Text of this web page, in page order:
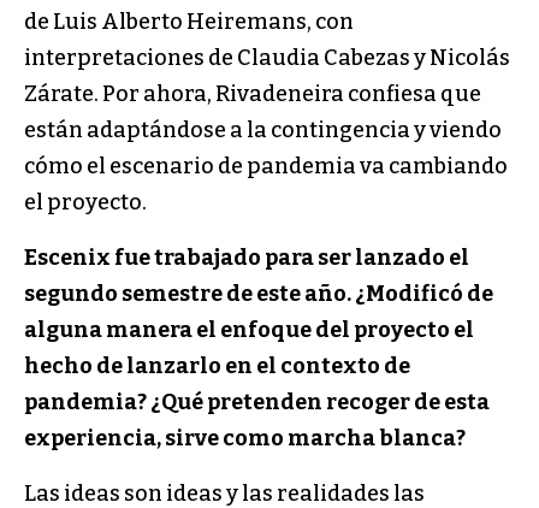
de Luis Alberto Heiremans, con
interpretaciones de Claudia Cabezas y Nicolás
Zárate. Por ahora, Rivadeneira confiesa que
están adaptándose a la contingencia y viendo
cómo el escenario de pandemia va cambiando
el proyecto.
Escenix fue trabajado para ser lanzado el
segundo semestre de este año. ¿Modificó de
alguna manera el enfoque del proyecto el
hecho de lanzarlo en el contexto de
pandemia? ¿Qué pretenden recoger de esta
experiencia, sirve como marcha blanca?
Las ideas son ideas y las realidades las